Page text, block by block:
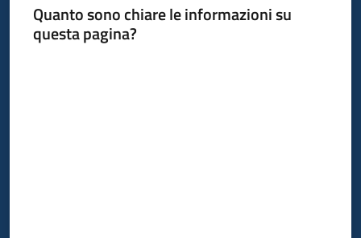
Quanto sono chiare le informazioni su
questa pagina?